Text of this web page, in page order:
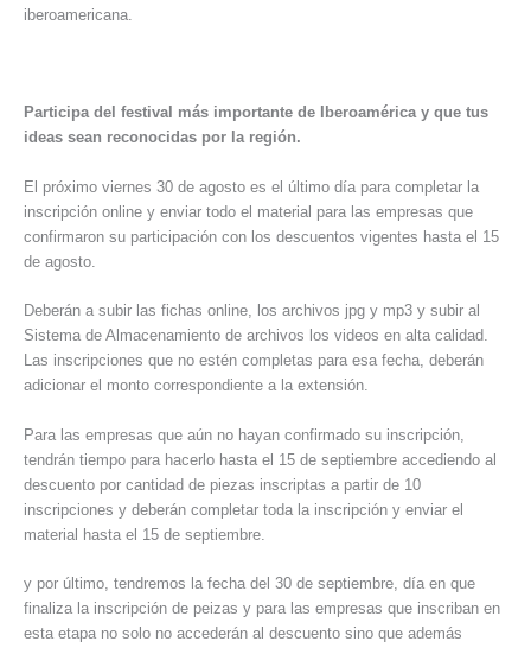
iberoamericana.
Participa del festival más importante de Iberoamérica y que tus
ideas sean reconocidas por la región.
El próximo viernes 30 de agosto es el último día para completar la
inscripción online y enviar todo el material para las empresas que
confirmaron su participación con los descuentos vigentes hasta el 15
de agosto.
Deberán a subir las fichas online, los archivos jpg y mp3 y subir al
Sistema de Almacenamiento de archivos los videos en alta calidad.
Las inscripciones que no estén completas para esa fecha, deberán
adicionar el monto correspondiente a la extensión.
Para las empresas que aún no hayan confirmado su inscripción,
tendrán tiempo para hacerlo hasta el 15 de septiembre accediendo al
descuento por cantidad de piezas inscriptas a partir de 10
inscripciones y deberán completar toda la inscripción y enviar el
material hasta el 15 de septiembre.
y por último, tendremos la fecha del 30 de septiembre, día en que
finaliza la inscripción de peizas y para las empresas que inscriban en
esta etapa no solo no accederán al descuento sino que además